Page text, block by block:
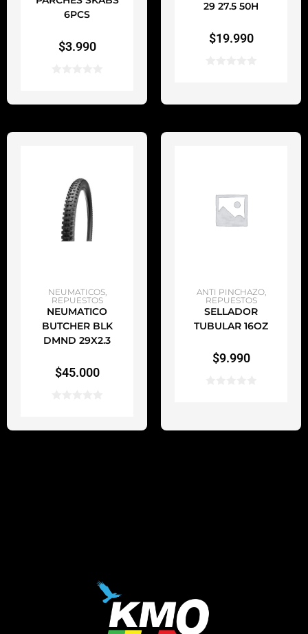
6PCS
$3.990
29 27.5 50H
$19.990
AÑADIR AL CARRITO
NEUMATICOS,
REPUESTOS
NEUMATICO
BUTCHER BLK
DMND 29X2.3
$45.000
AÑADIR AL CARRITO
ANTI PINCHAZO,
REPUESTOS
SELLADOR
TUBULAR 16OZ
$9.990